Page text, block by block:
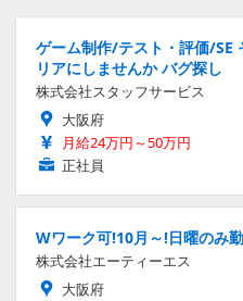
ゲーム制作/テスト・評価/SE
リアにしませんか バグ探し
株式会社スタッフサービス
大阪府
月給24万円～50万円
正社員
Wワーク可!10月～!日曜のみ
株式会社エーティーエス
大阪府